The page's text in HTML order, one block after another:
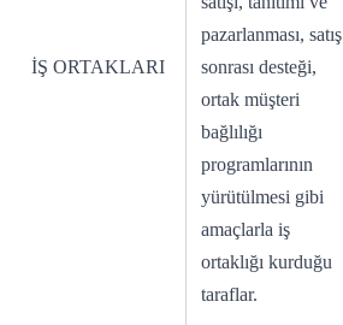
İŞ ORTAKLARI
pazarlanması, satış
sonrası desteği,
ortak müşteri
bağlılığı
programlarının
yürütülmesi gibi
amaçlarla iş
ortaklığı kurduğu
taraflar.